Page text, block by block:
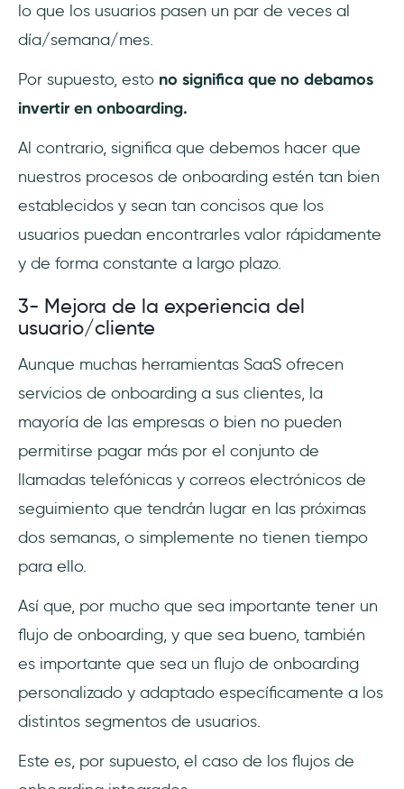
lo que los usuarios pasen un par de veces al
día/semana/mes.
Por supuesto, esto no significa que no debamos
invertir en onboarding.
Al contrario, significa que debemos hacer que
nuestros procesos de onboarding estén tan bien
establecidos y sean tan concisos que los
usuarios puedan encontrarles valor rápidamente
y de forma constante a largo plazo.
3- Mejora de la experiencia del
usuario/cliente
Aunque muchas herramientas SaaS ofrecen
servicios de onboarding a sus clientes, la
mayoría de las empresas o bien no pueden
permitirse pagar más por el conjunto de
llamadas telefónicas y correos electrónicos de
seguimiento que tendrán lugar en las próximas
dos semanas, o simplemente no tienen tiempo
para ello.
Así que, por mucho que sea importante tener un
flujo de onboarding, y que sea bueno, también
es importante que sea un flujo de onboarding
personalizado y adaptado específicamente a los
distintos segmentos de usuarios.
Este es, por supuesto, el caso de los flujos de